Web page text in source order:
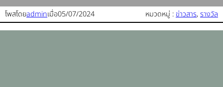
โพสโดยadminเมื่อ05/07/2024 หมวดหมู่ : ข่าวสาร, รางวัล